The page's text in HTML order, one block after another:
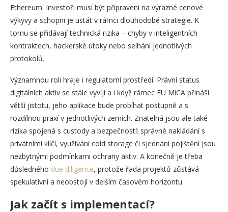
Ethereum. Investoři musí být připraveni na výrazné cenové
výkyvy a schopni je ustát v rámci dlouhodobé strategie. K
tomu se přidávají technická rizika – chyby v inteligentních
kontraktech, hackerské útoky nebo selhání jednotlivých
protokolů.
Významnou roli hraje i regulatorní prostředí. Právní status
digitálních aktiv se stále vyvíjí a i když rámec EU MiCA přináší
větší jistotu, jeho aplikace bude probíhat postupně a s
rozdílnou praxí v jednotlivých zemích. Znatelná jsou ale také
rizika spojená s custody a bezpečností: správné nakládání s
privátními klíči, využívání cold storage či sjednání pojištění jsou
nezbytnými podmínkami ochrany aktiv. A konečně je třeba
důsledného due diligence, protože řada projektů zůstává
spekulativní a neobstojí v delším časovém horizontu.
Jak začít s implementací?